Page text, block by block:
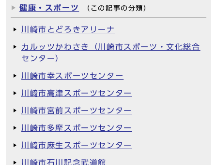
健康・スポーツ （この記事の分類）
川崎市とどろきアリーナ
カルッツかわさき（川崎市スポーツ・文化総合
センター）
川崎市幸スポーツセンター
川崎市高津スポーツセンター
川崎市宮前スポーツセンター
川崎市多摩スポーツセンター
川崎市麻生スポーツセンター
川崎市石川記念武道館